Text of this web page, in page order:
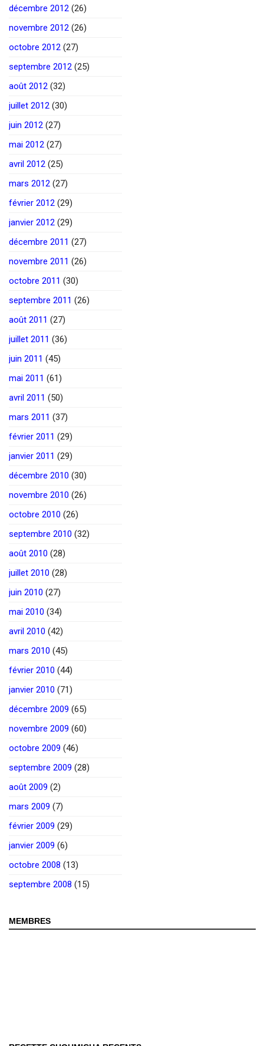
décembre 2012 (26)
novembre 2012 (26)
octobre 2012 (27)
septembre 2012 (25)
août 2012 (32)
juillet 2012 (30)
juin 2012 (27)
mai 2012 (27)
avril 2012 (25)
mars 2012 (27)
février 2012 (29)
janvier 2012 (29)
décembre 2011 (27)
novembre 2011 (26)
octobre 2011 (30)
septembre 2011 (26)
août 2011 (27)
juillet 2011 (36)
juin 2011 (45)
mai 2011 (61)
avril 2011 (50)
mars 2011 (37)
février 2011 (29)
janvier 2011 (29)
décembre 2010 (30)
novembre 2010 (26)
octobre 2010 (26)
septembre 2010 (32)
août 2010 (28)
juillet 2010 (28)
juin 2010 (27)
mai 2010 (34)
avril 2010 (42)
mars 2010 (45)
février 2010 (44)
janvier 2010 (71)
décembre 2009 (65)
novembre 2009 (60)
octobre 2009 (46)
septembre 2009 (28)
août 2009 (2)
mars 2009 (7)
février 2009 (29)
janvier 2009 (6)
octobre 2008 (13)
septembre 2008 (15)
MEMBRES